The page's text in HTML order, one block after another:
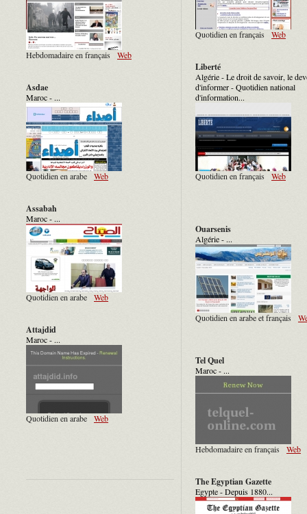
Hebdomadaire en français Web
Asdae
Maroc - ...
Quotidien en arabe Web
Assabah
Maroc - ...
Quotidien en arabe Web
Attajdid
Maroc - ...
Quotidien en arabe Web
Quotidien en français Web
Liberté
Algérie - Le droit de savoir, le
d'informer - Quotidien national
d'information...
Quotidien en français Web
Ouarsenis
Algérie - ...
Quotidien en arabe et français
Tel Quel
Maroc - ...
Hebdomadaire en français Web
The Egyptian Gazette
Egypte - Depuis 1880...